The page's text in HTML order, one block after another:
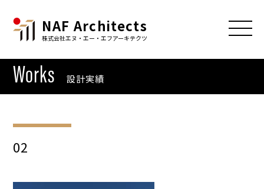
NAF Architects
株式会社エヌ・エー・エフアーキテクツ
Works 設計実績
02